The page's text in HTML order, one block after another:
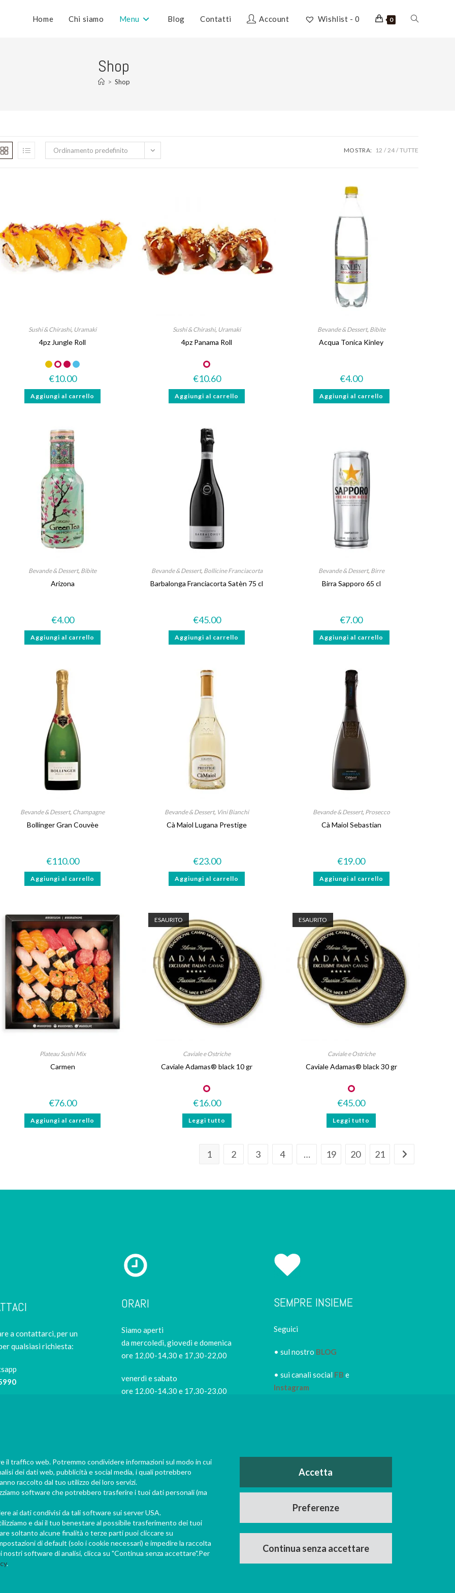
Home Chi siamo Menu Blog Contatti Account Wishlist - 0 0 Attiva/
Shop
> Shop
Ordinamento predefinito MOSTRA: 12 24 TUTTE
Sushi & Chirashi, Uramaki
4pz Jungle Roll
€10.00
Aggiungi al carrello
Sushi & Chirashi, Uramaki
4pz Panama Roll
€10.60
Aggiungi al carrello
Bevande & Dessert, Bibite
Acqua Tonica Kinley
€4.00
Aggiungi al carrello
Bevande & Dessert, Bibite
Arizona
€4.00
Aggiungi al carrello
Bevande & Dessert, Bollicine Franciacorta
Barbalonga Franciacorta Satèn 75 cl
€45.00
Aggiungi al carrello
Bevande & Dessert, Birre
Birra Sapporo 65 cl
€7.00
Aggiungi al carrello
Bevande & Dessert, Champagne
Bollinger Gran Couvèe
€110.00
Aggiungi al carrello
Bevande & Dessert, Vini Bianchi
Cà Maiol Lugana Prestige
€23.00
Aggiungi al carrello
Bevande & Dessert, Prosecco
Cà Maiol Sebastian
€19.00
Aggiungi al carrello
Plateau Sushi Mix
Carmen
€76.00
Aggiungi al carrello
ESAURITO
Caviale e Ostriche
Caviale Adamas® black 10 gr
€16.00
Leggi tutto
ESAURITO
Caviale e Ostriche
Caviale Adamas® black 30 gr
€45.00
Leggi tutto
1 2 3 4 … 19 20 21
a contattarci, per un
qualsiasi richiesta:
ORARI
Siamo aperti
da mercoledi, giovedì e domenica
ore 12,00-14,30 e 17,30-22,00
venerdì e sabato
ore 12,00-14,30 e 17,30-23,00
prenota la tua consegna almeno
1 ora prima del ritiro, 2 ore il venerdì e il
sabato sera.
SEMPRE INSIEME
Seguici
• sul nostro BLOG
• sui canali social FB e
Instagram
FacebookInstagram
il traffico web. Potremmo condividere informazioni sul modo in cui
dei dati web, pubblicità e social media, i quali potrebbero
raccolto dal tuo utilizzo dei loro servizi.
software che potrebbero trasferire i tuoi dati personali (ma
ai dati condivisi da tali software sui server USA.
e dai il tuo benestare al possibile trasferimento dei tuoi
soltanto alcune finalità o terze parti puoi cliccare su
di default (solo i cookie necessari) e impedire la raccolta
software di analisi, clicca su "Continua senza accettare".Per
.
Preferenze
Continua senza accettare
Accetta